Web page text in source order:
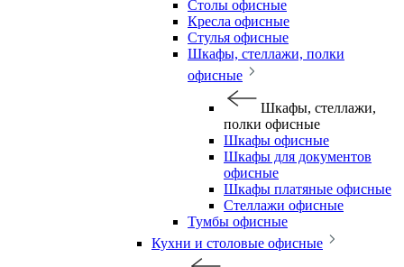
Столы офисные
Кресла офисные
Стулья офисные
Шкафы, стеллажи, полки
офисные
Шкафы, стеллажи,
полки офисные
Шкафы офисные
Шкафы для документов
офисные
Шкафы платяные офисные
Стеллажи офисные
Тумбы офисные
Кухни и столовые офисные